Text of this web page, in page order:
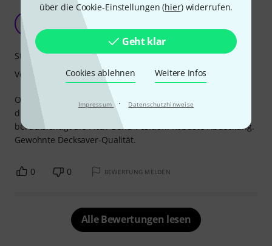
über die Cookie-Einstellungen (hier) widerrufen.
Geht klar
Cookies ablehnen Weitere Infos
Impressum · Datenschutzhinweise
entwickelt für OP-XY
Filip G 17.04.2025
Obwohl nicht auf den Produktbildern dargestellt, wurde
diese Abdeckung speziell für OP-XY entwickelt und
berücksichtigt die Pitch-Bend-Position. Robuste Abdeckung.
Gewohnte Decksaver-Qualität.
Stabilität
Verarbeitung
0 0 BEWERTUNG MELDEN
Alle Bewertungen lesen